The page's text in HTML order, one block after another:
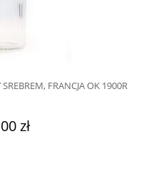
FRANCJA OK 1900R
zł